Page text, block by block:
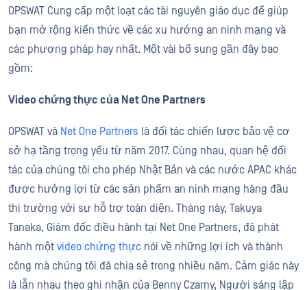
OPSWAT Cung cấp một loạt các tài nguyên giáo dục để giúp
bạn mở rộng kiến thức về các xu hướng an ninh mạng và
các phương pháp hay nhất. Một vài bổ sung gần đây bao
gồm:
Video chứng thực của Net One Partners
OPSWAT và Net One Partners là đối tác chiến lược bảo vệ cơ
sở hạ tầng trọng yếu từ năm 2017. Cùng nhau, quan hệ đối
tác của chúng tôi cho phép Nhật Bản và các nước APAC khác
được hưởng lợi từ các sản phẩm an ninh mạng hàng đầu
thị trường với sự hỗ trợ toàn diện. Tháng này, Takuya
Tanaka, Giám đốc điều hành tại Net One Partners, đã phát
hành một video chứng thực nói về những lợi ích và thành
công mà chúng tôi đã chia sẻ trong nhiều năm. Cảm giác này
là lẫn nhau theo ghi nhận của Benny Czarny, Người sáng lập